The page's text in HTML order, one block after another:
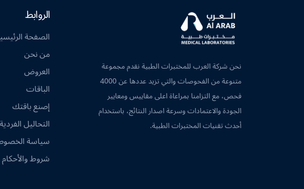
نحن شركة العرب للمختبرات الطبية نقدم مجموعة
متنوعة من الفحوصات والتي تزيد عددها عن 4000
فحص، مع التزامنا بمراعاة اعلى مقاييس ومعايير
الجودة والاعتمادات وسرعة اصدار النتائج، باستخدام
أحدث تقنيات المختبرات الطبية.
الروابط
الصفحة
من نحن
العروض
الباقات
إصنع باقتك
التحاليل الفردية
سياسة
شروط والأحكام